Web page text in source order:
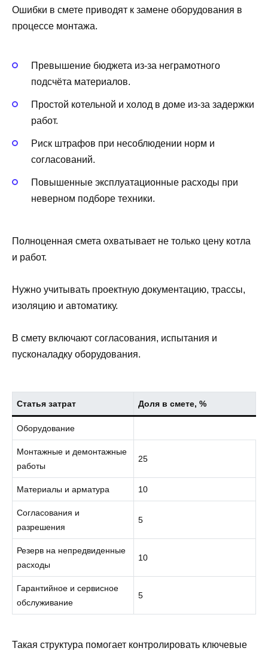
Ошибки в смете приводят к замене оборудования в
процессе монтажа.
Превышение бюджета из-за неграмотного
подсчёта материалов.
Простой котельной и холод в доме из‑за задержки
работ.
Риск штрафов при несоблюдении норм и
согласований.
Повышенные эксплуатационные расходы при
неверном подборе техники.
Полноценная смета охватывает не только цену котла
и работ.
Нужно учитывать проектную документацию, трассы,
изоляцию и автоматику.
В смету включают согласования, испытания и
пусконаладку оборудования.
Статья затрат Доля в смете, %
Оборудование
Монтажные и демонтажные
работы
25
Материалы и арматура 10
Согласования и
разрешения
5
Резерв на непредвиденные
расходы
10
Гарантийное и сервисное
обслуживание
5
Такая структура помогает контролировать ключевые